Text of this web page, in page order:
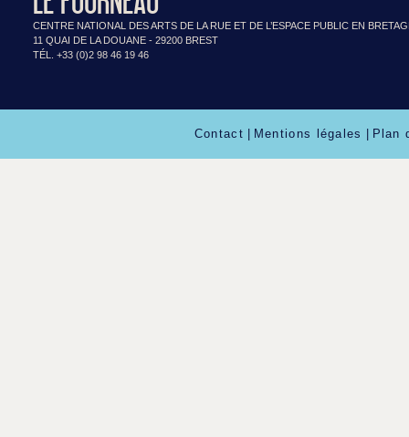
CENTRE NATIONAL DES ARTS DE LA RUE ET DE L’ESPACE PUBLIC EN
11 QUAI DE LA DOUANE - 29200 BREST
TÉL. +33 (0)2 98 46 19 46
Contact Mentions légales Plan